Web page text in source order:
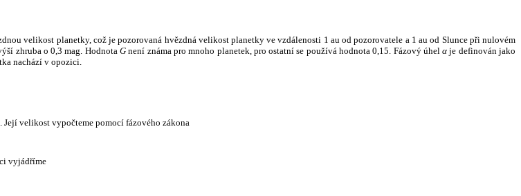
velikost planetky, což je pozorovaná hvězdná velikost planetky ve vzdálenosti 1 au od pozorovatele a 1 au od Slunce při nulovém
zhruba o 0,3 mag. HodnotaG není známa pro mnoho planetek, pro ostatní se používá hodnota 0,15. Fázový úhelα je definován jako
nachází v opozici.
Její velikost vypočteme pomocí fázového zákona
vyjádříme